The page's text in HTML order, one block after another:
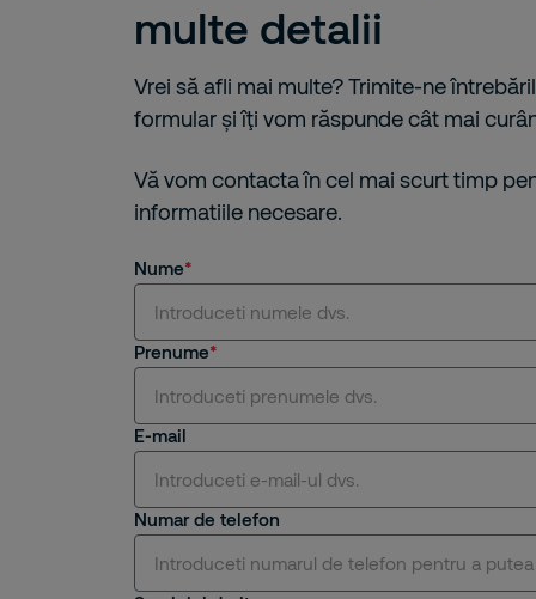
multe detalii
Vrei să afli mai multe? Trimite-ne
formular și îţi vom răspunde cât mai
Vă vom contacta în cel mai scurt timp
informatiile necesare.
Nume
Prenume
E-mail
Numar de telefon